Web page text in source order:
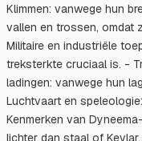
Klimmen: vanwege hun
vallen en trossen, omdat
Militaire en industriële
treksterkte cruciaal is. -
ladingen: vanwege hun
Luchtvaart en
Kenmerken van
lichter dan staal of